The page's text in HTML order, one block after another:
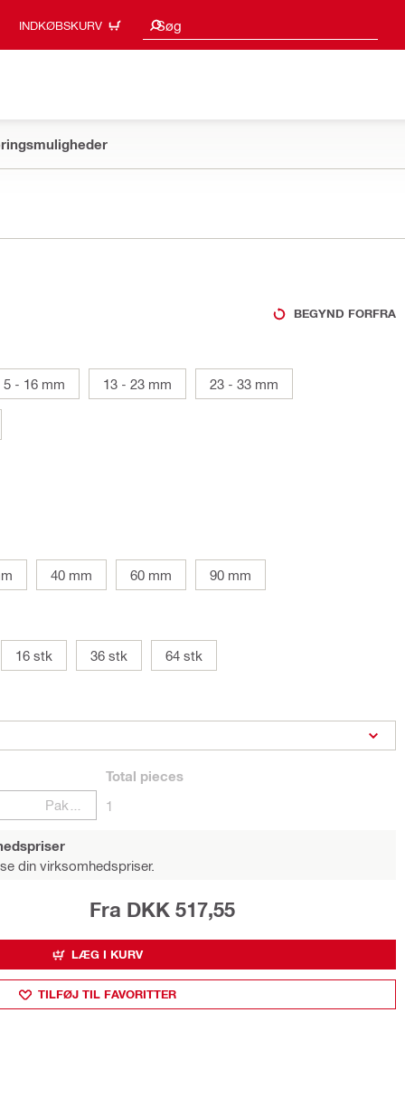
INDKØBSKURV Søg
Søgeresultater
BEGYND FORFRA
5 - 16 mm 13 - 23 mm 23 - 33 mm
40 mm 60 mm 90 mm
16 stk 36 stk 64 stk
Total pieces
1
din virksomhedspriser.
Fra DKK 517,55
LÆG I KURV
TILFØJ TIL FAVORITTER